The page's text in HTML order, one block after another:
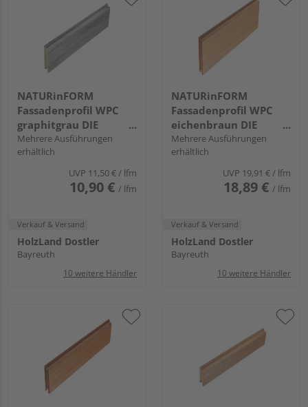
NATURinFORM
Fassadenprofil WPC
graphitgrau DIE
GESTALTENDE -
103x17mm
Mehrere Ausführungen
erhältlich
UVP 11,50 €/ lfm
10,90 € / lfm
Verkauf & Versand
HolzLand Dostler
Bayreuth
10 weitere Händler
NATURinFORM
Fassadenprofil WPC
eichenbraun DIE
GESTALTENDE
EXKLUSIV - 152x17mm
Mehrere Ausführungen
erhältlich
UVP 19,91 €/ lfm
18,89 € / lfm
Verkauf & Versand
HolzLand Dostler
Bayreuth
10 weitere Händler